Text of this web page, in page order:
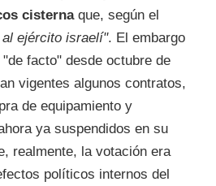
cisternaque, según el
ejército israelí". El embargo
facto" desde octubre de
vigentes algunos contratos,
de equipamiento y
ya suspendidos en su
realmente, la votación era
políticos internos del